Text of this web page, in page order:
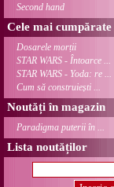
Second hand
Cele mai cumpărate
Dosarele morții
STAR WARS - Întoarce ...
STAR WARS - Yoda: re ...
Cum să construiești ...
Noutăți în magazin
Paradigma puterii în ...
Lista noutăților